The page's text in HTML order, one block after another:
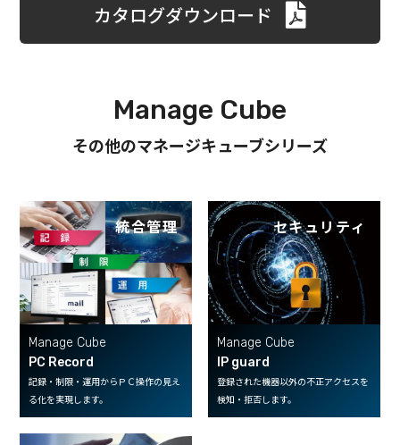
カタログダウンロード
Manage Cube
その他のマネージキューブシリーズ
Manage Cube
PC Record
記録・制限・運用からＰＣ操作の見え
る化を実現します。
統合管理
Manage Cube
IP guard
登録された機器以外の不正アクセスを
検知・拒否します。
セキュリティ